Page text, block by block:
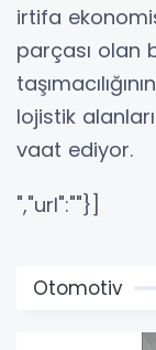
irtifa
parçası olan
lojistik
vaat ediyor.
","url":""}]
Otomotiv